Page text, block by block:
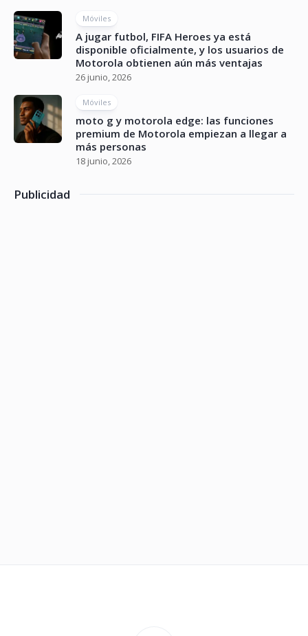
Móviles
A jugar futbol, FIFA Heroes ya está
disponible oficialmente, y los usuarios de
Motorola obtienen aún más ventajas
26 junio, 2026
Móviles
moto g y motorola edge: las funciones
premium de Motorola empiezan a llegar a
más personas
18 junio, 2026
Publicidad